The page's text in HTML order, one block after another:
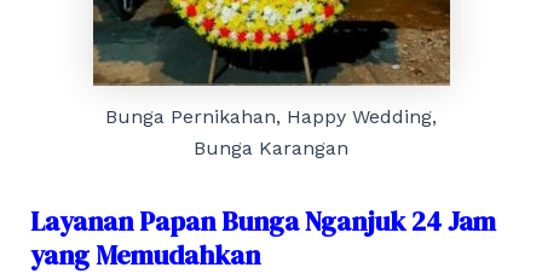
Bunga Pernikahan, Happy Wedding,
Bunga Karangan
Layanan Papan Bunga Nganjuk 24 Jam
yang Memudahkan